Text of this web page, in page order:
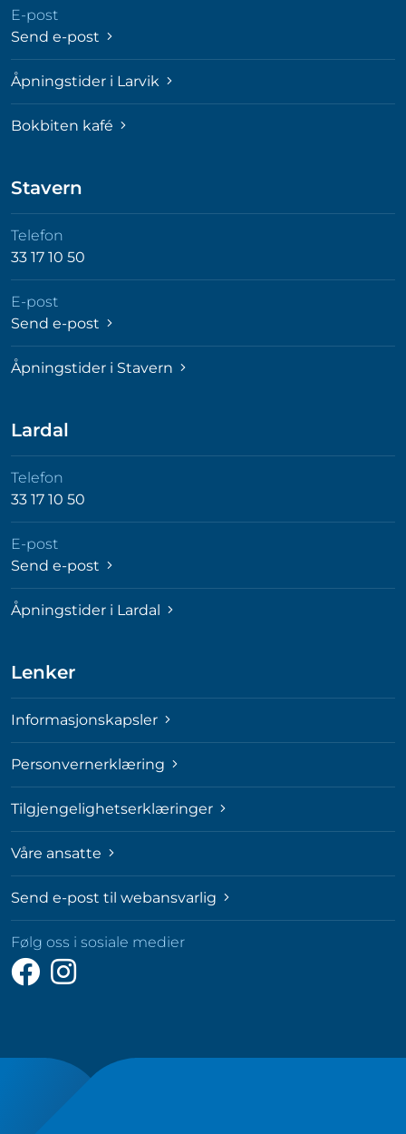
E-post
Send e-post
Åpningstider i Larvik
Bokbiten kafé
Stavern
Telefon
33 17 10 50
E-post
Send e-post
Åpningstider i Stavern
Lardal
Telefon
33 17 10 50
E-post
Send e-post
Åpningstider i Lardal
Lenker
Informasjonskapsler
Personvernerklæring
Tilgjengelighetserklæringer
Våre ansatte
Send e-post til webansvarlig
Følg oss i sosiale medier
Følg
oss
Følg
oss